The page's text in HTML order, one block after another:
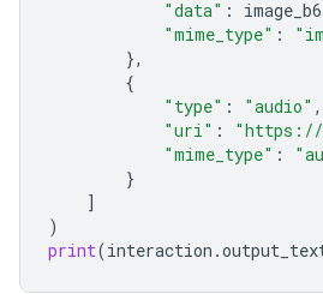
"data" :
"mime_type" :
},
{
"type" : "audio" ,
"uri" :
"https://
"mime_type" :
}
]
)
print(interaction .